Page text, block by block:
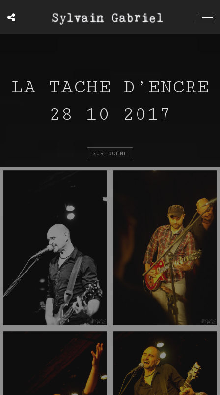
LA TACHE D’ENCRE
28 10 2017
SUR SCÈNE